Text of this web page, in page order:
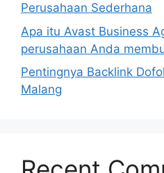
Perusahaan Sederhana
Apa itu Avast Business
perusahaan Anda
Pentingnya Backlink
Malang